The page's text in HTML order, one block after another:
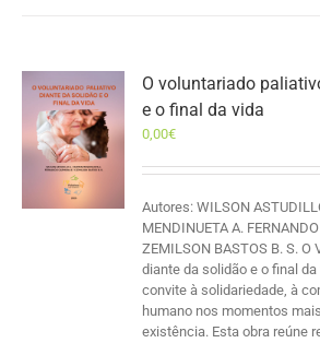
O voluntariado
e o final da vida
0,00€
Autores: WILSON
MENDINUETA A.
ZEMILSON BASTOS B. S.
diante da solidão e o final
convite à solidariedade, à
humano nos momentos
existência. Esta obra reúne